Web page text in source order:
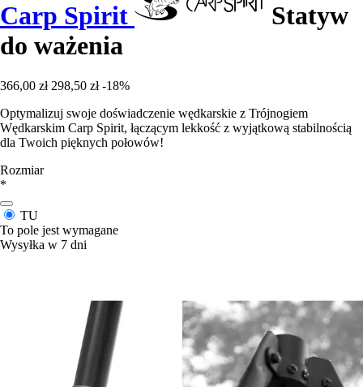
Carp Spirit
Statyw
do ważenia
366,00 zł 298,50 zł -18%
Optymalizuj swoje doświadczenie wędkarskie z Trójnogiem
Wędkarskim Carp Spirit, łączącym lekkość z wyjątkową stabilnością
dla Twoich pięknych połowów!
Rozmiar
*
TU
To pole jest wymagane
Wysyłka w 7 dni